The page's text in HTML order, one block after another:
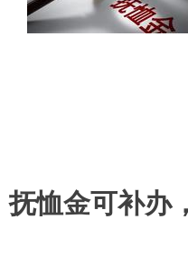
抚恤金可补办